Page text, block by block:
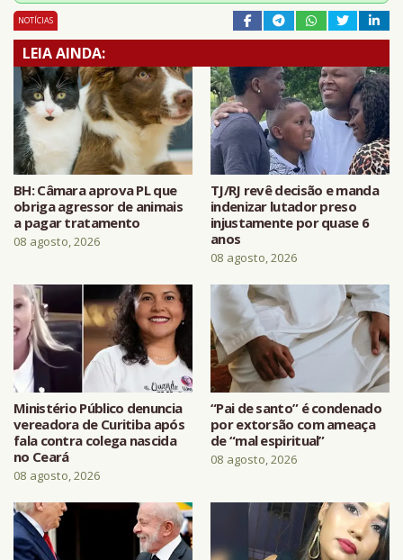
NOTÍCIAS
LEIA AINDA:
BH: Câmara aprova PL que
obriga agressor de animais
a pagar tratamento
08 agosto, 2026
TJ/RJ revê decisão e manda
indenizar lutador preso
injustamente por quase 6
anos
08 agosto, 2026
Ministério Público denuncia
vereadora de Curitiba após
fala contra colega nascida
no Ceará
08 agosto, 2026
“Pai de santo” é condenado
por extorsão com ameaça
de “mal espiritual”
08 agosto, 2026